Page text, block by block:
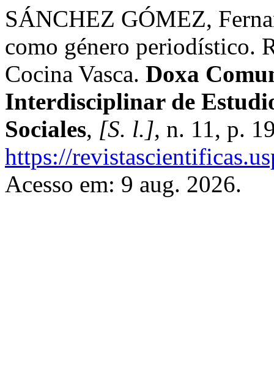
SÁNCHEZ GÓMEZ,
como género periodístico.
Cocina Vasca. Doxa
Interdisciplinar de
Sociales, [S. l.], n. 11, p.
https://
Acesso em: 9 aug. 2026.